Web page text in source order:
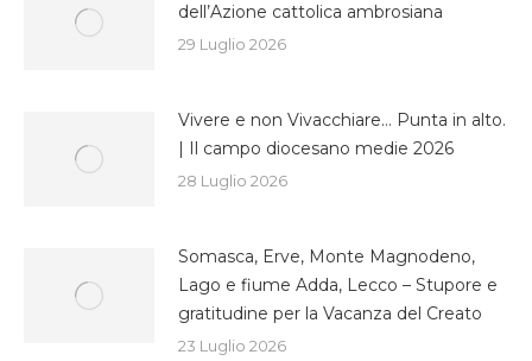
dell’Azione cattolica ambrosiana
29 Luglio 2026
Vivere e non Vivacchiare… Punta in alto.
| Il campo diocesano medie 2026
28 Luglio 2026
Somasca, Erve, Monte Magnodeno,
Lago e fiume Adda, Lecco – Stupore e
gratitudine per la Vacanza del Creato
23 Luglio 2026